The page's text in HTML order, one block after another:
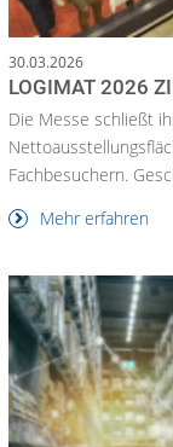
30.03.2026
LOGIMAT 2026
Die Messe schließt
Fachbesuchern.
Mehr erfahren